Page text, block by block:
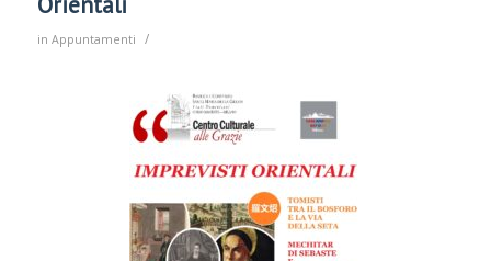
in Appuntamenti /